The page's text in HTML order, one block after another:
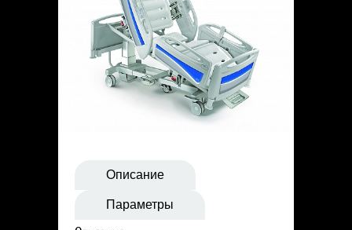
Статьи
Контакты
Описание
Параметры